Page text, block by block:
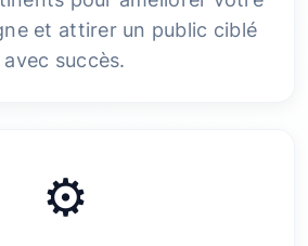
et attirer un public ciblé
avec succès.
⚙️